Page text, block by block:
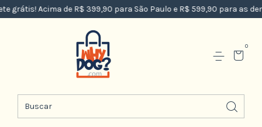
Acima de R$ 399,90 para São Paulo e R$ 599,90 para as
0